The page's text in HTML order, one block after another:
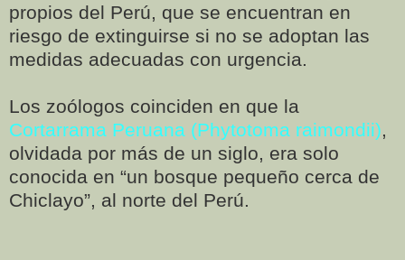
propios del Perú, que se encuentran en
riesgo de extinguirse si no se adoptan las
medidas adecuadas con urgencia.
Los zoólogos coinciden en que la
Cortarrama Peruana (Phytotoma raimondii),
olvidada por más de un siglo, era solo
conocida en “un bosque pequeño cerca de
Chiclayo”, al norte del Perú.